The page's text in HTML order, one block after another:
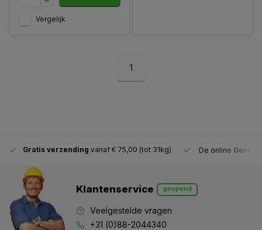
Vergelijk
1
Gratis verzending vanaf € 75,00 (tot 31kg) De online
Klantenservice geopend
Veelgestelde vragen
+31 (0)88-2044340